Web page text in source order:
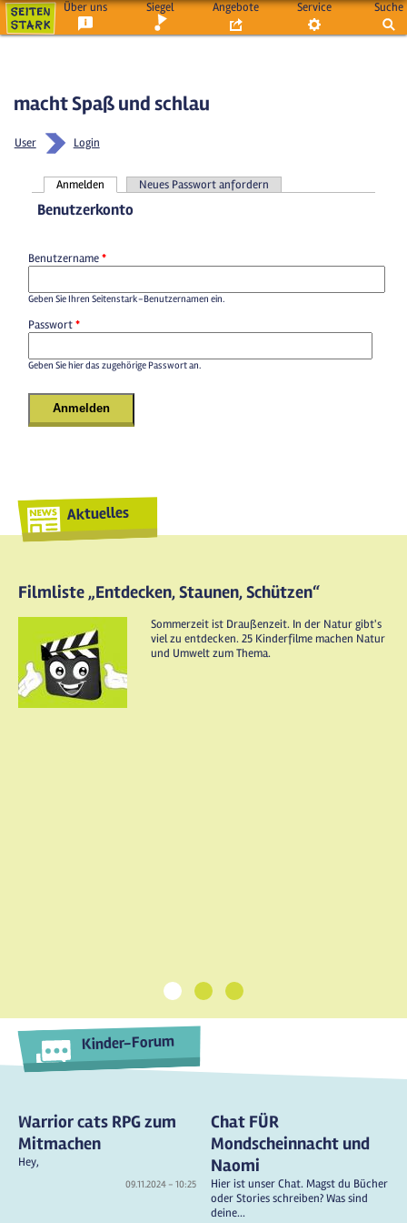
Über uns Siegel Angebote Service Suche
macht Spaß und schlau
User Login
Haupt-Reiter
Anmelden Neues Passwort anfordern
Benutzerkonto
Benutzername*
Geben Sie Ihren Seitenstark-Benutzernamen ein.
Passwort*
Geben Sie hier das zugehörige Passwort an.
Aktuelles
Filmliste „Entdecken, Staunen, Schützen“
Sommerzeit ist Draußenzeit. In der Natur gibt's
viel zu entdecken. 25 Kinderfilme machen Natur
und Umwelt zum Thema.
1 2 3
Kinder-Forum
Warrior cats RPG zum
Mitmachen
Hey,
09.11.2024 - 10:25
Chat FÜR
Mondscheinnacht und
Naomi
Hier ist unser Chat. Magst du Bücher
oder Stories schreiben? Was sind
deine...